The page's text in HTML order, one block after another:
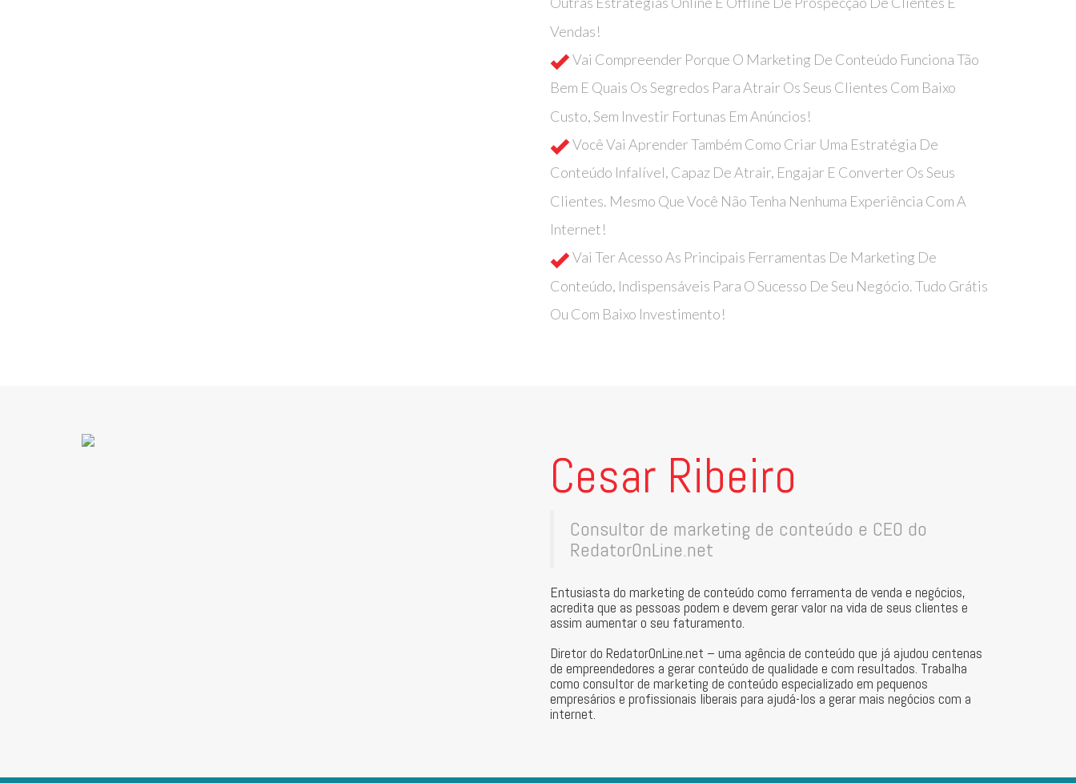
Vendas!
Vai Compreender Porque O Marketing De Conteúdo Funciona Tão
Bem E Quais Os Segredos Para Atrair Os Seus Clientes Com Baixo
Custo, Sem Investir Fortunas Em Anúncios!
Você Vai Aprender Também Como Criar Uma Estratégia De
Conteúdo Infalível, Capaz De Atrair, Engajar E Converter Os Seus
Clientes. Mesmo Que Você Não Tenha Nenhuma Experiência Com A
Internet!
Vai Ter Acesso As Principais Ferramentas De Marketing De
Conteúdo, Indispensáveis Para O Sucesso De Seu Negócio. Tudo Grátis
Ou Com Baixo Investimento!
Cesar Ribeiro
Consultor de marketing de conteúdo e CEO do
RedatorOnLine.net
Entusiasta do marketing de conteúdo como ferramenta de venda e negócios,
acredita que as pessoas podem e devem gerar valor na vida de seus clientes e
assim aumentar o seu faturamento.
Diretor do RedatorOnLine.net – uma agência de conteúdo que já ajudou centenas
de empreendedores a gerar conteúdo de qualidade e com resultados. Trabalha
como consultor de marketing de conteúdo especializado em pequenos
empresários e profissionais liberais para ajudá-los a gerar mais negócios com a
internet.